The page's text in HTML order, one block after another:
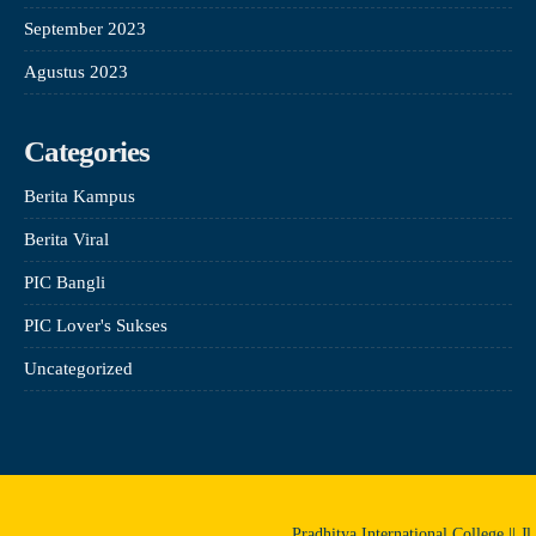
September 2023
Agustus 2023
Categories
Berita Kampus
Berita Viral
PIC Bangli
PIC Lover's Sukses
Uncategorized